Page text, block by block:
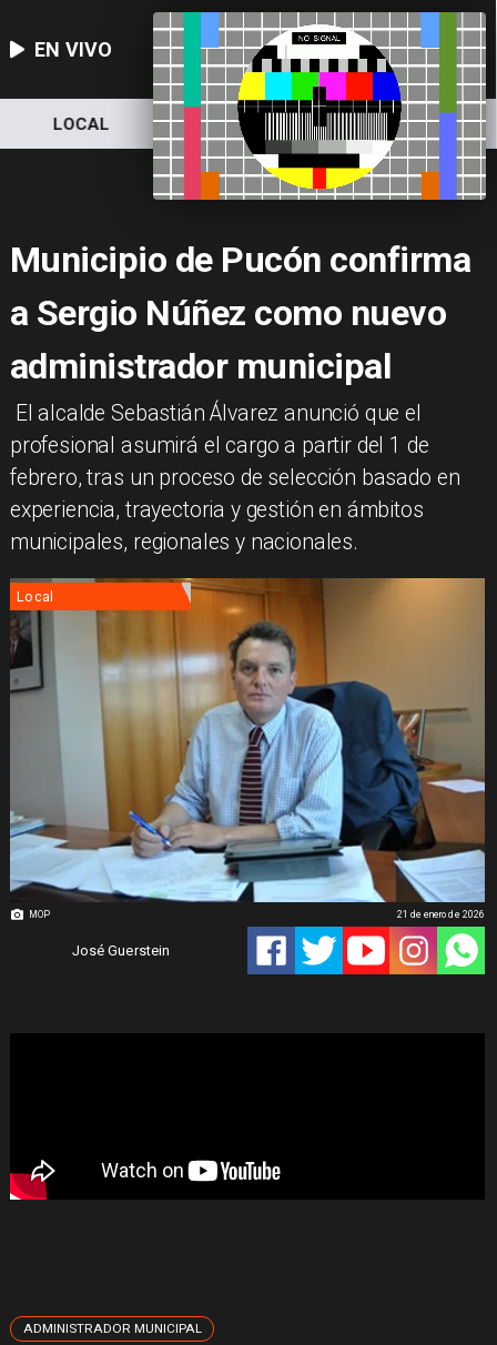
EN VIVO
NACIONAL DEPORTES ECONOMÍA
Municipio de Pucón confirma
a Sergio Núñez como nuevo
administrador municipal
​ El alcalde Sebastián Álvarez anunció que el
profesional asumirá el cargo a partir del 1 de
febrero, tras un proceso de selección basado en
experiencia, trayectoria y gestión en ámbitos
municipales, regionales y nacionales.
MOP
Local
José Guerstein
21 de enero de 2026
ADMINISTRADOR MUNICIPAL